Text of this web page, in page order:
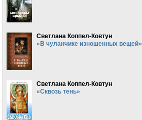
Светлана Коппел-Ковтун
«В чуланчике изношенных вещей»
Светлана Коппел-Ковтун
«Сквозь тень»